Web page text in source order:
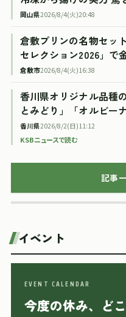
岡山県2026/8/4(火)20:48
倉敷プリンの名物セッ
セレクション2026」
倉敷市2026/8/4(火)16:38
香川県オリジナル品種
とみどり」「オルビー
香川県2026/8/2(日)11:12
KSBニュースで読む
記事
イベント
EVENT CALENDAR
今度の休み、ど